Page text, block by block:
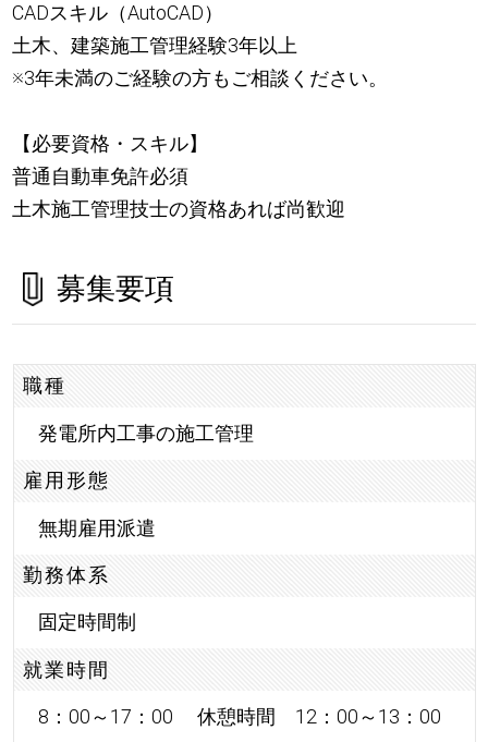
CADスキル（AutoCAD）
土木、建築施工管理経験3年以上
※3年未満のご経験の方もご相談ください。
【必要資格・スキル】
普通自動車免許必須
土木施工管理技士の資格あれば尚歓迎
募集要項
職種
発電所内工事の施工管理
雇用形態
無期雇用派遣
勤務体系
固定時間制
就業時間
8：00～17：00 休憩時間 12：00～13：00